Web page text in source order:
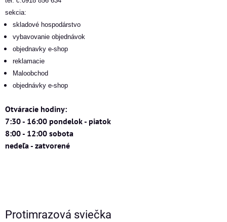
sekcia:
skladové hospodárstvo
vybavovanie objednávok
objednavky e-shop
reklamacie
Maloobchod
objednávky e-shop
Otváracie hodiny:
7:30 - 16:00 pondelok - piatok
8:00 - 12:00 sobota
nedeľa - zatvorené
Protimrazová sviečka